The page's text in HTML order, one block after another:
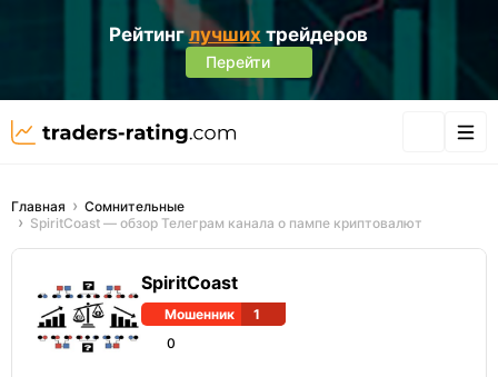
Рейтинглучших трейдеров
Перейти
Главная
Сомнительные
SpiritCoast — обзор Телеграм канала о пампе криптовалют
SpiritCoast
Мошенник
1
0